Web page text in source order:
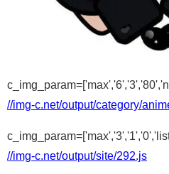
//img-c.net/output/category/
//img-c.net/output/site/292.js